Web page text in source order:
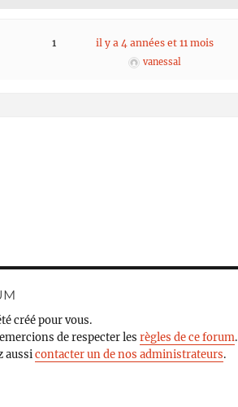
1 il y a 4 années et 11 mois
vanessal
créé pour vous.
de respecter lesrègles de ce forum.
aussicontacter un de nos administrateurs.